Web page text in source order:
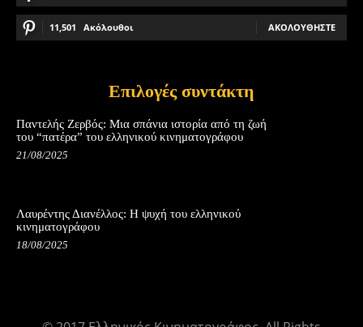
11,501 Ακόλουθοι ΑΚΟΛΟΥΘΉΣΤΕ
Επιλογές συντάκτη
Παντελής Ζερβός: Μια σπάνια ιστορία από τη ζωή
του “πατέρα” του ελληνικού κινηματογράφου
21/08/2025
Λαυρέντης Διανέλλος: Η ψυχή του ελληνικού
κινηματογράφου
18/08/2025